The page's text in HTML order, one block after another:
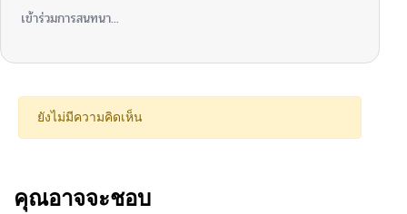
เข้าร่วมการสนทนา...
ยังไม่มีความคิดเห็น
คุณอาจจะชอบ